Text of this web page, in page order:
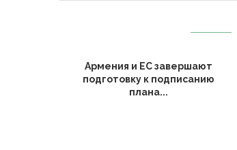
Армения и ЕС завершают
подготовку к подписанию
плана...